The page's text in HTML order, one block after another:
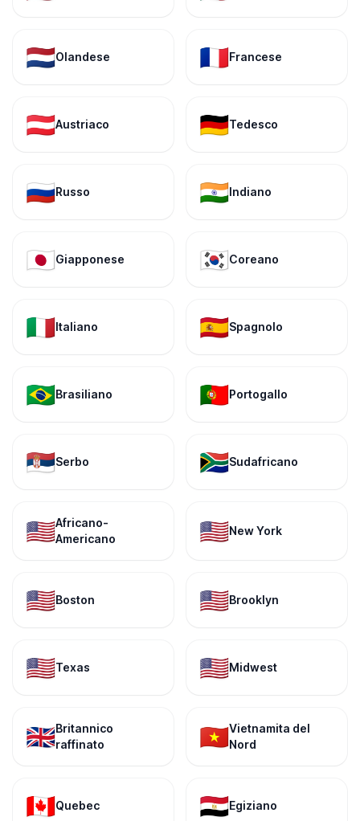
🇳🇱Olandese 🇫🇷Francese
🇦🇹Austriaco 🇩🇪Tedesco
🇷🇺Russo 🇮🇳Indiano
🇯🇵Giapponese 🇰🇷Coreano
🇮🇹Italiano 🇪🇸Spagnolo
🇧🇷Brasiliano 🇵🇹Portogallo
🇷🇸Serbo 🇿🇦Sudafricano
🇺🇸Africano-
Americano
🇺🇸New York
🇺🇸Boston 🇺🇸Brooklyn
🇺🇸Texas 🇺🇸Midwest
🇬🇧Britannico
raffinato
🇻🇳Vietnamita del
Nord
🇨🇦Quebec 🇪🇬Egiziano